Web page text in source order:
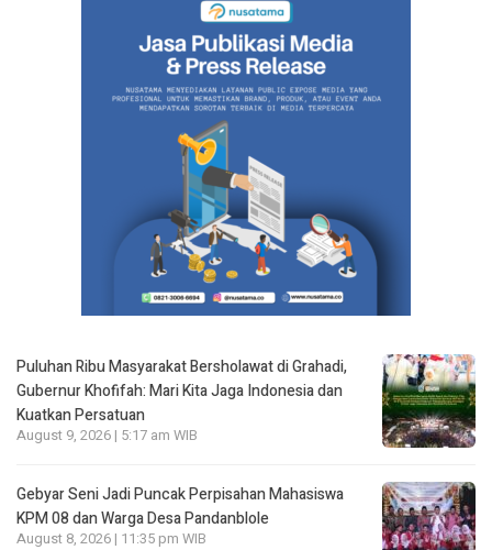
Puluhan Ribu Masyarakat Bersholawat di Grahadi,
Gubernur Khofifah: Mari Kita Jaga Indonesia dan
Kuatkan Persatuan
August 9, 2026 | 5:17 am WIB
Gebyar Seni Jadi Puncak Perpisahan Mahasiswa
KPM 08 dan Warga Desa Pandanblole
August 8, 2026 | 11:35 pm WIB